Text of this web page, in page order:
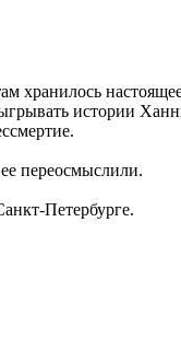
хранилось
истории
переосмыслили.
Петербурге.